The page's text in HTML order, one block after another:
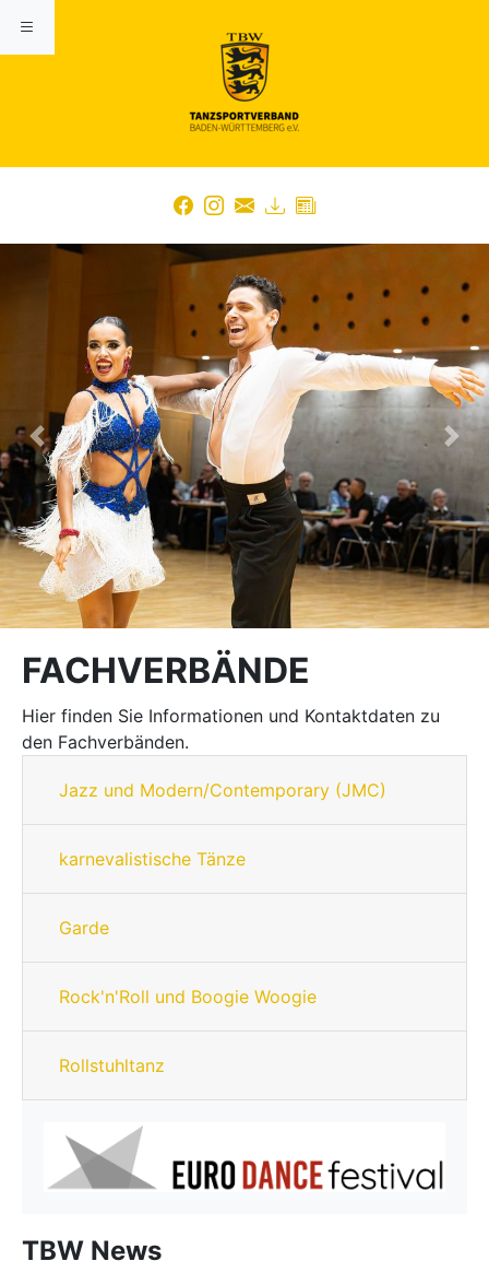
Previous Next
FACHVERBÄNDE
Hier finden Sie Informationen und Kontaktdaten zu
den Fachverbänden.
Jazz und Modern/Contemporary (JMC)
karnevalistische Tänze
Garde
Rock'n'Roll und Boogie Woogie
Rollstuhltanz
TBW News